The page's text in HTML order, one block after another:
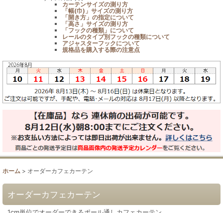
カーテンサイズの測り方
「幅(巾)」サイズの測り方
「開き方」の指定について
「高さ」サイズの測り方
「フックの種類」について
レールのタイプ別フックの種類について
アジャスターフックについて
規格品を購入する際の注意点
ホーム > オーダーカフェカーテン
オーダーカフェカーテン